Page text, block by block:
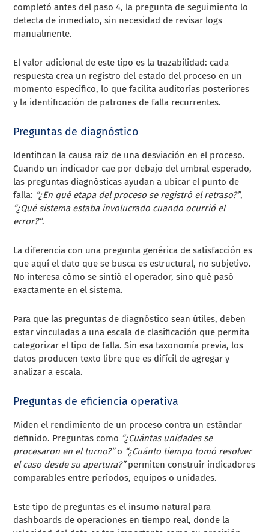
completó antes del paso 4, la pregunta de seguimiento lo
detecta de inmediato, sin necesidad de revisar logs
manualmente.
El valor adicional de este tipo es la trazabilidad: cada
respuesta crea un registro del estado del proceso en un
momento específico, lo que facilita auditorías posteriores
y la identificación de patrones de falla recurrentes.
Preguntas de diagnóstico
Identifican la causa raíz de una desviación en el proceso.
Cuando un indicador cae por debajo del umbral esperado,
las preguntas diagnósticas ayudan a ubicar el punto de
falla: “¿En qué etapa del proceso se registró el retraso?”,
“¿Qué sistema estaba involucrado cuando ocurrió el
error?”.
La diferencia con una pregunta genérica de satisfacción es
que aquí el dato que se busca es estructural, no subjetivo.
No interesa cómo se sintió el operador, sino qué pasó
exactamente en el sistema.
Para que las preguntas de diagnóstico sean útiles, deben
estar vinculadas a una escala de clasificación que permita
categorizar el tipo de falla. Sin esa taxonomía previa, los
datos producen texto libre que es difícil de agregar y
analizar a escala.
Preguntas de eficiencia operativa
Miden el rendimiento de un proceso contra un estándar
definido. Preguntas como “¿Cuántas unidades se
procesaron en el turno?”o “¿Cuánto tiempo tomó resolver
el caso desde su apertura?”permiten construir indicadores
comparables entre períodos, equipos o unidades.
Este tipo de preguntas es el insumo natural para
dashboards de operaciones en tiempo real, donde la